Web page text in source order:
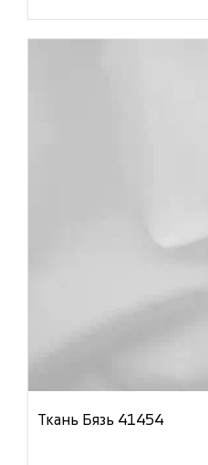
Ткань Бязь 41454